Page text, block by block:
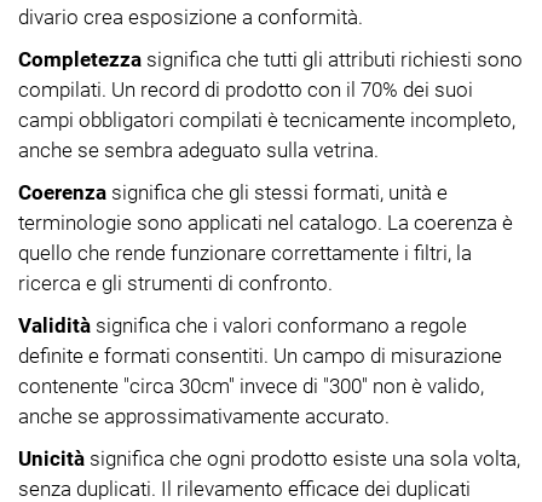
divario crea esposizione a conformità.
Completezza significa che tutti gli attributi richiesti sono
compilati. Un record di prodotto con il 70% dei suoi
campi obbligatori compilati è tecnicamente incompleto,
anche se sembra adeguato sulla vetrina.
Coerenza significa che gli stessi formati, unità e
terminologie sono applicati nel catalogo. La coerenza è
quello che rende funzionare correttamente i filtri, la
ricerca e gli strumenti di confronto.
Validità significa che i valori conformano a regole
definite e formati consentiti. Un campo di misurazione
contenente "circa 30cm" invece di "300" non è valido,
anche se approssimativamente accurato.
Unicità significa che ogni prodotto esiste una sola volta,
senza duplicati. Il rilevamento efficace dei duplicati